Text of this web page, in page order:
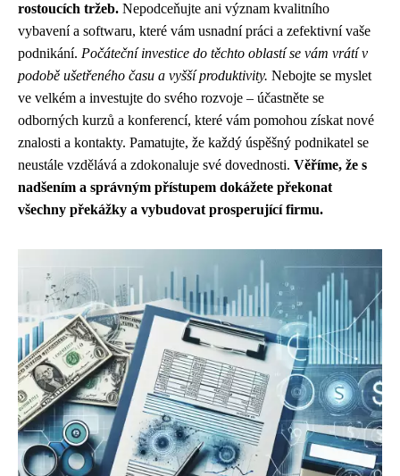
rostoucích tržeb. Nepodceňujte ani význam kvalitního
vybavení a softwaru, které vám usnadní práci a zefektivní vaše
podnikání. Počáteční investice do těchto oblastí se vám vrátí v
podobě ušetřeného času a vyšší produktivity. Nebojte se myslet
ve velkém a investujte do svého rozvoje – účastněte se
odborných kurzů a konferencí, které vám pomohou získat nové
znalosti a kontakty. Pamatujte, že každý úspěšný podnikatel se
neustále vzdělává a zdokonaluje své dovednosti. Věříme, že s
nadšením a správným přístupem dokážete překonat
všechny překážky a vybudovat prosperující firmu.